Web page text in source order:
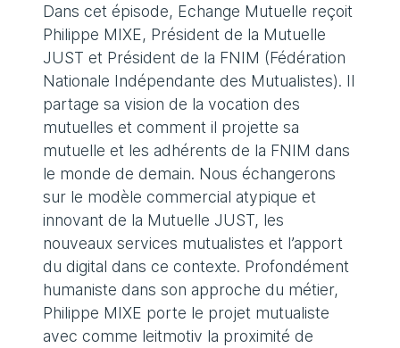
Dans cet épisode, Echange Mutuelle reçoit
Philippe MIXE, Président de la Mutuelle
JUST et Président de la FNIM (Fédération
Nationale Indépendante des Mutualistes). Il
partage sa vision de la vocation des
mutuelles et comment il projette sa
mutuelle et les adhérents de la FNIM dans
le monde de demain. Nous échangerons
sur le modèle commercial atypique et
innovant de la Mutuelle JUST, les
nouveaux services mutualistes et l’apport
du digital dans ce contexte. Profondément
humaniste dans son approche du métier,
Philippe MIXE porte le projet mutualiste
avec comme leitmotiv la proximité de